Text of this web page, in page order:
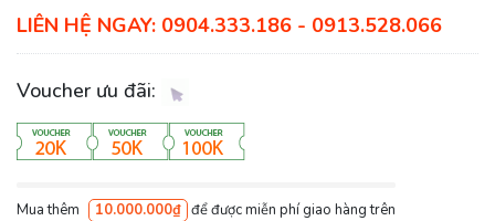
LIÊN HỆ NGAY: 0904.333.186 - 0913.528.066
Voucher ưu đãi:
Mua thêm 10.000.000₫ để được miễn phí giao hàng trên